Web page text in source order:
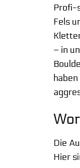
Profi-
Fels
– in
Die
Hier